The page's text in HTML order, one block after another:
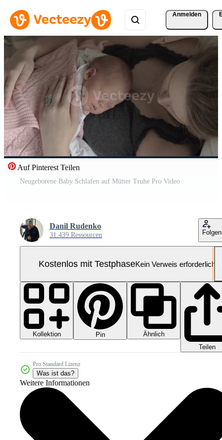
Anmelden
Auf Pinterest Teilen
Neugeborene Baby Schlafen auf Mütter Truhe Pro Video
Danil Rudenko
31.439 Ressourcen Folgen
Kostenlos mit TestphaseKein Verweis erforderlich
Kollektion Pin
Ähnlich
Teilen
Pro Standard Lizenz
Was ist das?
Weitere Informationen